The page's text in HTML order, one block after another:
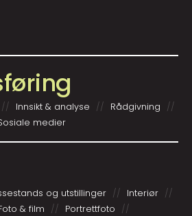
Innsikt & analyse
Rådgivning
medier
og utstillinger
Interiør
& film
Portrettfoto